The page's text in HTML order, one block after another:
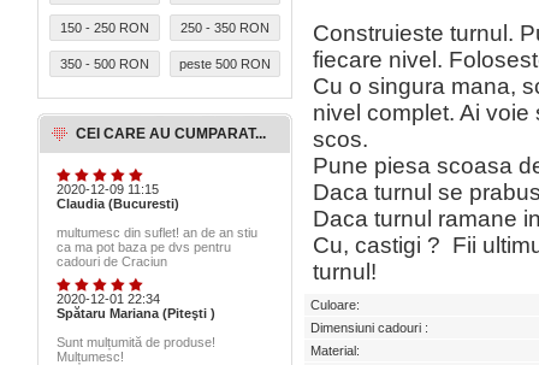
150 - 250 RON 250 - 350 RON
350 - 500 RON peste 500 RON
CEI CARE AU CUMPARAT...
2020-12-09 11:15
Claudia (Bucuresti)
multumesc din suflet! an de an stiu
ca ma pot baza pe dvs pentru
cadouri de Craciun
2020-12-01 22:34
Spătaru Mariana (Piteşti )
Sunt mulțumită de produse!
Mulțumesc!
Construieste turnul.
fiecare nivel.
Cu o singura mana,
nivel complet. Ai
scos.
Pune piesa scoasa
Daca turnul se
Daca turnul ramane
Cu, castigi ? Fii
turnul!
Culoare:
Dimensiuni cadouri :
Material: